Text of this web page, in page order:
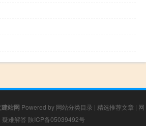
站网 Powered by 网站分类目录 | 精选推荐文章 | 网
疑难解答 陕ICP备05039492号